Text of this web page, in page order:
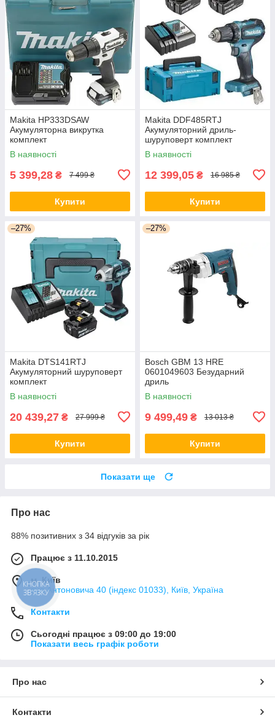
Makita HP333DSAW
Акумуляторна викрутка
комплект
В наявності
5 399,28 ₴ 7 499 ₴
Купити
Makita DDF485RTJ
Акумуляторний дриль-
шуруповерт комплект
В наявності
12 399,05 ₴ 16 985 ₴
Купити
–27%
Makita DTS141RTJ
Акумуляторний шуруповерт
комплект
В наявності
20 439,27 ₴ 27 999 ₴
Купити
–27%
Bosch GBM 13 HRE
0601049603 Безударний
дриль
В наявності
9 499,49 ₴ 13 013 ₴
Купити
Показати ще
Про нас
88% позитивних з 34 відгуків за рік
Працює з 11.10.2015
м. Київ
вул Антоновича 40 (індекс 01033), Київ, Україна
Контакти
Сьогодні працює з 09:00 до 19:00
Показати весь графік роботи
Про нас
Контакти
КНОПКА
ЗВ'ЯЗКУ